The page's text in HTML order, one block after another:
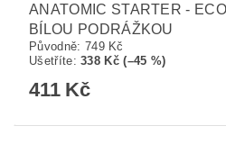
ANATOMIC STARTER -
BÍLOU PODRÁŽKOU
Původně: 749 Kč
Ušetříte:338 Kč (–45 %)
411 Kč